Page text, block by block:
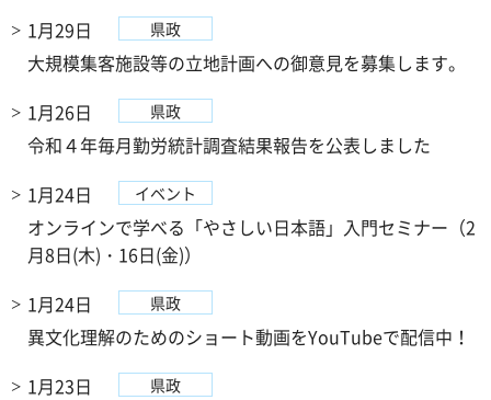
1月29日
県政
大規模集客施設等の立地計画への御意見を募集します。
1月26日
県政
令和４年毎月勤労統計調査結果報告を公表しました
1月24日
イベント
オンラインで学べる「やさしい日本語」入門セミナー（2
月8日(木)・16日(金)）
1月24日
県政
異文化理解のためのショート動画をYouTubeで配信中！
1月23日
県政